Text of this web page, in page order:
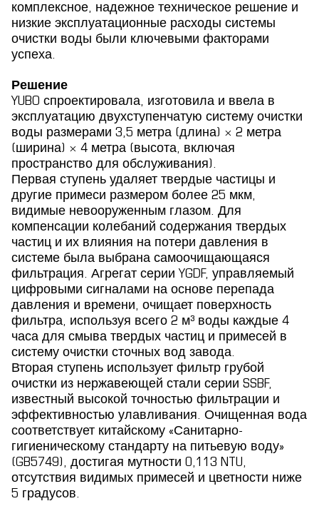
комплексное, надежное техническое решение и
низкие эксплуатационные расходы системы
очистки воды были ключевыми факторами
успеха.
Решение
YUBO спроектировала, изготовила и ввела в
эксплуатацию двухступенчатую систему очистки
воды размерами 3,5 метра (длина) × 2 метра
(ширина) × 4 метра (высота, включая
пространство для обслуживания).
Первая ступень удаляет твердые частицы и
другие примеси размером более 25 мкм,
видимые невооруженным глазом. Для
компенсации колебаний содержания твердых
частиц и их влияния на потери давления в
системе была выбрана самоочищающаяся
фильтрация. Агрегат серии YGDF, управляемый
цифровыми сигналами на основе перепада
давления и времени, очищает поверхность
фильтра, используя всего 2 м³ воды каждые 4
часа для смыва твердых частиц и примесей в
систему очистки сточных вод завода.
Вторая ступень использует фильтр грубой
очистки из нержавеющей стали серии SSBF,
известный высокой точностью фильтрации и
эффективностью улавливания. Очищенная вода
соответствует китайскому «Санитарно-
гигиеническому стандарту на питьевую воду»
(GB5749), достигая мутности 0,113 NTU,
отсутствия видимых примесей и цветности ниже
5 градусов.